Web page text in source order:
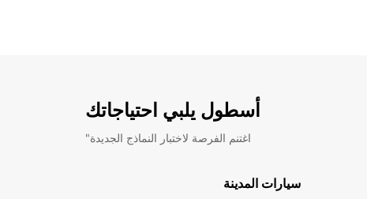
أسطول يلبي احتياجاتك
"اغتنم الفرصة لاختبار النماذج الجديدة
سيارات المدينة